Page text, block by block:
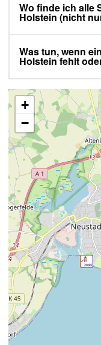
Wo finde ich alle
Holstein (nicht
Was tun, wenn
Holstein fehlt
+
−